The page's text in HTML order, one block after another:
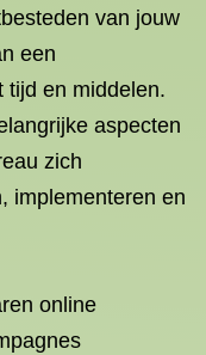
van jouw
een
tijd en middelen.
aspecten
zich
implementeren en
online